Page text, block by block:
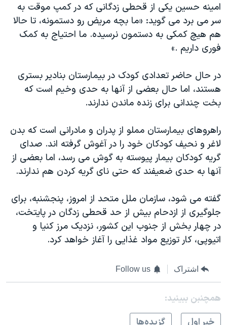
امينه حسين يکی از قحطی زدگانی که در کمپ موقت به
سر می برد می گويد: «ما بچه مريض رو دستمونه، تا حالا
هم هيچ کمکی به دستمون نرسيده. ما احتياج به کمک
فوری داريم .»
در حال حاضر تعدادی کودک در بيمارستان بنادير بستری
هستند، اما حال بعضی از آنها به حدی وخيم است که
بخت چندانی برای زنده ماندن ندارند.
راهروهای بيمارستان مملو از پدران و مادرانی است که بدن
لاغر و نحيف کودکان خود را در آغوش گرفته اند. صدای
گريه کودکان بيمار پيوسته به گوش می رسد، اما بعضی از
آنها به حدی ضعيفند که حتی نای گريه کردن هم ندارند.
گفته می شود، سازمان ملل متحد از امروز، پنجشنبه، برای
جلوگيری از ازدحام بيش از حد قحطی زدگان در پايتخت،
در چهار بخش از جنوب اين کشور، نزديک مرز کنيا و
اتيوپی، کار توزيع مواد غذايی را آغاز خواهد کرد.
اشتراک Follow us
همچنبن ببینید: